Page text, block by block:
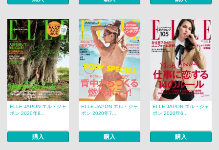
ELLE JAPON エル・ジャ
ポン 2020年8...
購入
ELLE JAPON エル・ジャ
ポン 2020年7...
購入
ELLE JAPON エル・ジャ
ポン 2020年6...
購入